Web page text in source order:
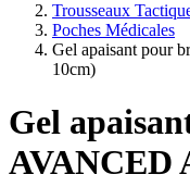
Trousseaux
Poches Médicales
Gel apaisant pour
10cm)
Gel
AVANCED